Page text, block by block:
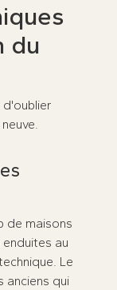
du
de maisons
au
Le
anciens qui